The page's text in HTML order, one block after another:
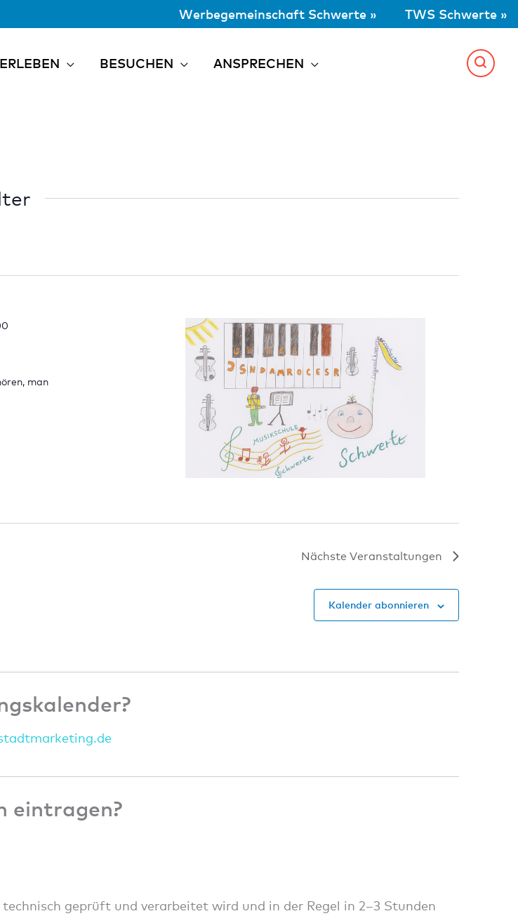
Werbegemeinschaft Schwerte » TWS Schwerte »
ERLEBEN BESUCHEN ANSPRECHEN
man
Nächste Veranstaltungen
Kalender abonnieren
dtmarketing.de
eintragen?
geprüft und verarbeitet wird und in der Regel in 2–3 Stunden